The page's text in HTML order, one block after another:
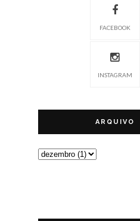
FACEBOOK
INSTAGRAM
ARQUIVO